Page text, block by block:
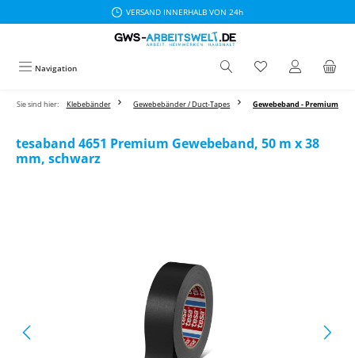
VERSAND INNERHALB VON 24h
Navigation
Sie sind hier: Klebebänder Gewebebänder / Duct-Tapes Gewebeband - Premium
tesaband 4651 Premium Gewebeband, 50 m x 38
mm, schwarz